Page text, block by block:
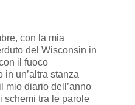
con la mia
del Wisconsin in
il fuoco
in un’altra stanza
mio diario dell’anno
schemi tra le parole